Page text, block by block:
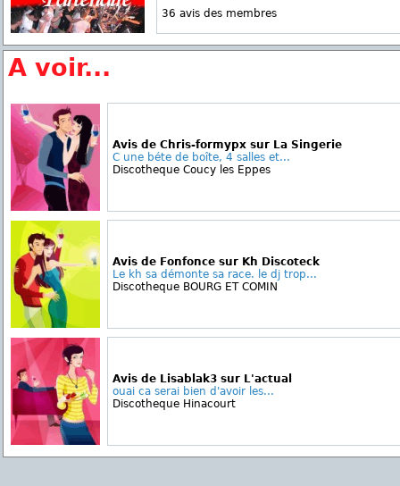
36 avis des membres
A voir...
Avis de Chris-formypx sur La Singerie
C une béte de boîte, 4 salles et...
Discotheque Coucy les Eppes
Avis de Fonfonce sur Kh Discoteck
Le kh sa démonte sa race. le dj trop...
Discotheque BOURG ET COMIN
Avis de Lisablak3 sur L'actual
ouai ca serai bien d'avoir les...
Discotheque Hinacourt